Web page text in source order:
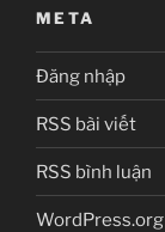
META
Đăng nhập
RSS bài viết
RSS bình luận
WordPress.org